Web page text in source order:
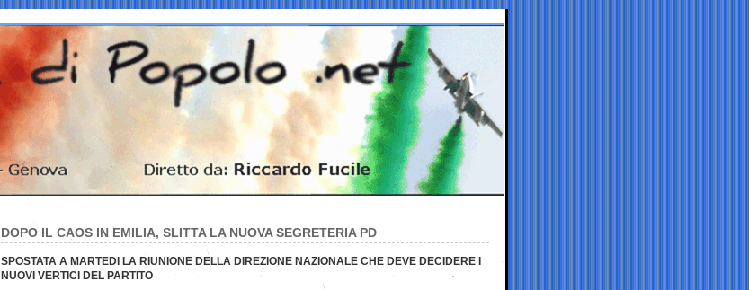
DOPO IL CAOS IN EMILIA, SLITTA LA NUOVA SEGRETERIA PD
SPOSTATA A MARTEDI LA RIUNIONE DELLA DIREZIONE NAZIONALE CHE DEVE DECIDERE I
NUOVI VERTICI DEL PARTITO